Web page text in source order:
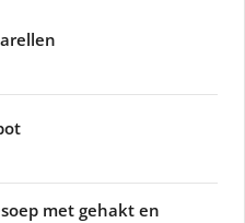
met gehakt en